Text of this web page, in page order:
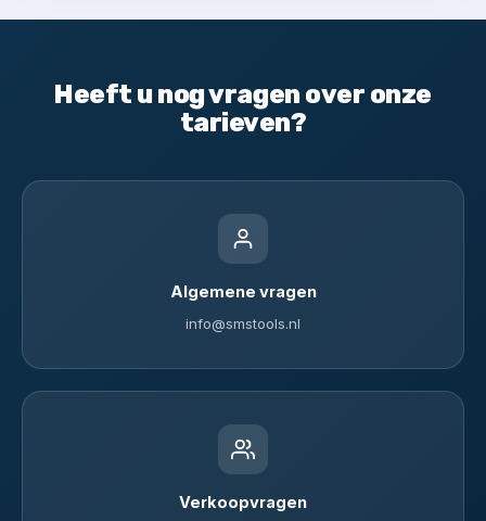
Heeft u nog vragen over onze
tarieven?
Algemene vragen
info@smstools.nl
Verkoopvragen